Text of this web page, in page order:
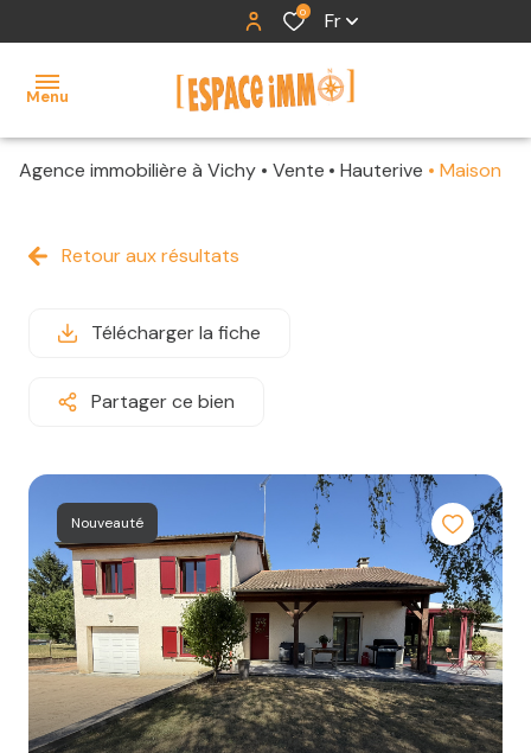
0 Fr
Menu
ventes
contact
Agence immobilière à Vichy Vente Hauterive Maison
Retour aux résultats
Télécharger la fiche
Partager ce bien
Nouveauté